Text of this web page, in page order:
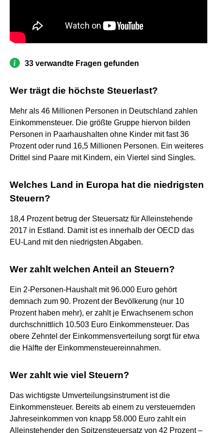
33 verwandte Fragen gefunden
Wer trägt die höchste Steuerlast?
Mehr als 46 Millionen Personen in Deutschland zahlen
Einkommensteuer. Die größte Gruppe hiervon bilden
Personen in Paarhaushalten ohne Kinder mit fast 36
Prozent oder rund 16,5 Millionen Personen. Ein weiteres
Drittel sind Paare mit Kindern, ein Viertel sind Singles.
Welches Land in Europa hat die niedrigsten
Steuern?
18,4 Prozent betrug der Steuersatz für Alleinstehende
2017 in Estland. Damit ist es innerhalb der OECD das
EU-Land mit den niedrigsten Abgaben.
Wer zahlt welchen Anteil an Steuern?
Ein 2-Personen-Haushalt mit 96.000 Euro gehört
demnach zum 90. Prozent der Bevölkerung (nur 10
Prozent haben mehr), er zahlt je Erwachsenem schon
durchschnittlich 10.503 Euro Einkommensteuer. Das
obere Zehntel der Einkommensverteilung sorgt für etwa
die Hälfte der Einkommensteuereinnahmen.
Wer zahlt wie viel Steuern?
Das wichtigste Umverteilungsinstrument ist die
Einkommensteuer. Bereits ab einem zu versteuernden
Jahreseinkommen von knapp 58.000 Euro zahlt ein
Alleinstehender den Spitzensteuersatz von 42 Prozent –